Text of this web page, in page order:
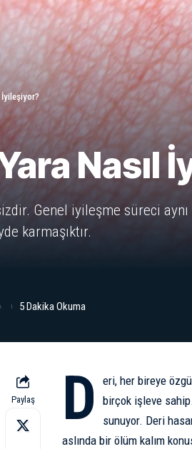
İyileşiyor?
Nasıl
Genel iyileşme süreci
karmaşıktır.
5 Dakika Okuma
Paylaş D
eri, her bireye
birçok işleve
sunuyor. Deri
aslında bir ölüm kalım